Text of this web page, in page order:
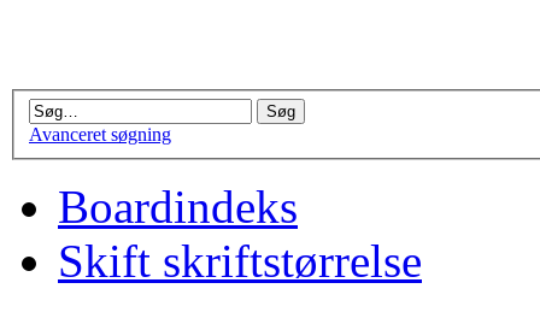
Avanceret søgning
Boardindeks
Skift skriftstørrelse